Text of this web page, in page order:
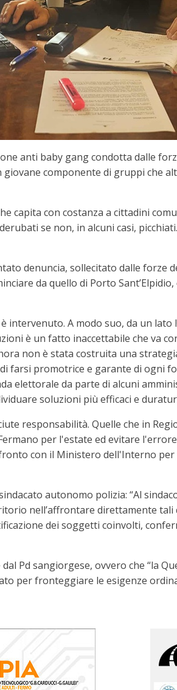
anti baby gang condotta dalle
componente di gruppi che
capita con costanza a cittadini
se non, in alcuni casi,
denuncia, sollecitato dalle
da quello di Porto
A modo suo, da un lato
è un fatto inaccettabile che va
non è stata costruita una
farsi promotrice e garante di ogni
elettorale da parte di alcuni
soluzioni più efficaci e
responsabilità. Quelle che in
per l'estate ed evitare
con il Ministero dell'Interno
autonomo polizia: “Al
nell’affrontare direttamente
dei soggetti coinvolti,
Pd sangiorgese, ovvero che “la
per fronteggiare le esigenze